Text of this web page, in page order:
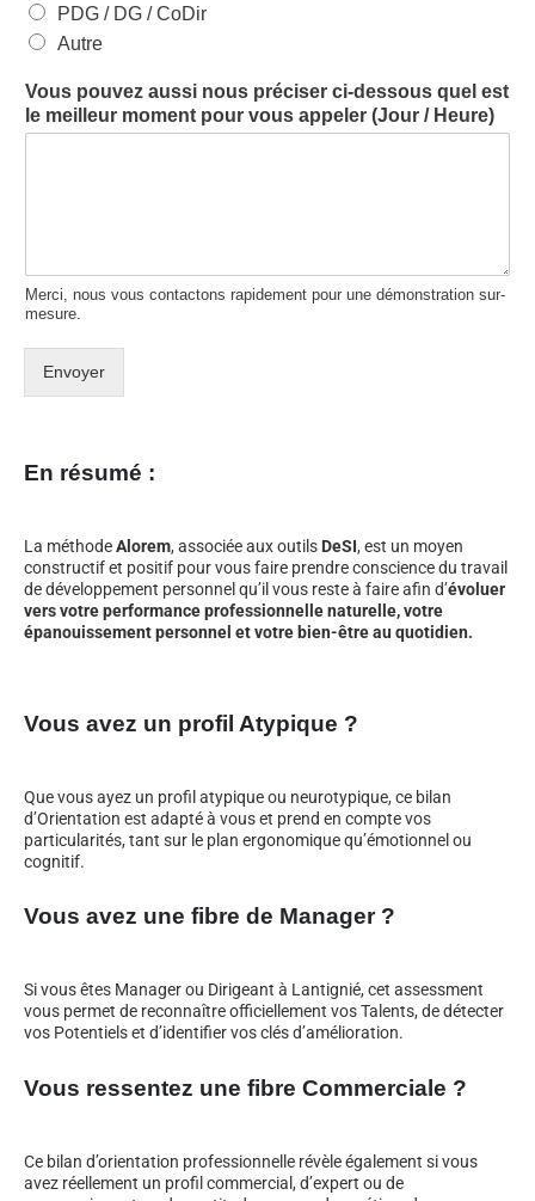
PDG / DG / CoDir
Autre
Vous pouvez aussi nous préciser ci-dessous quel est
le meilleur moment pour vous appeler (Jour / Heure)
Merci, nous vous contactons rapidement pour une démonstration sur-
mesure.
Envoyer
En résumé :
La méthodeAlorem, associée aux outils DeSI, est un moyen
constructif et positif pour vous faire prendre conscience du travail
de développement personnel qu’il vous reste à faire afin d’évoluer
vers votre performance professionnelle naturelle, votre
épanouissement personnel et votre bien-être au quotidien.
Vous avez un profil Atypique ?
Que vous ayez un profil atypique ou neurotypique, ce bilan
d’Orientation est adapté à vous et prend en compte vos
particularités, tant sur le plan ergonomique qu’émotionnel ou
cognitif.
Vous avez une fibre de Manager ?
Si vous êtes Manager ou Dirigeant à Lantignié, cet assessment
vous permet de reconnaître officiellement vos Talents, de détecter
vos Potentiels et d’identifier vos clés d’amélioration.
Vous ressentez une fibre Commerciale ?
Ce bilan d’orientation professionnelle révèle également si vous
avez réellement un profil commercial, d’expert ou de